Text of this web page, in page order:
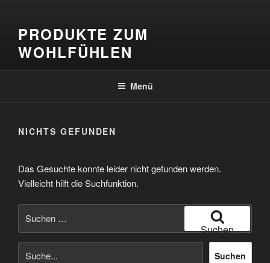
springenPRODUKTE ZUM
WOHLFÜHLEN
Menü
NICHTS GEFUNDEN
Das Gesuchte konnte leider nicht gefunden werden.
Vielleicht hilft die Suchfunktion.
nach:
Suchen
Suchen